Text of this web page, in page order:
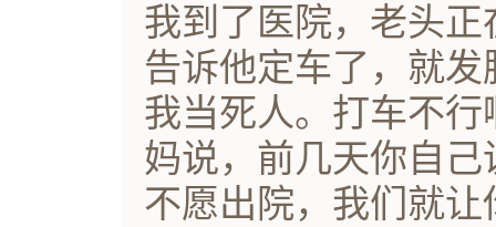
我到了医院，老头
告诉他定车了，就
我当死人。打车不
妈说，前几天你自
不愿出院，我们就